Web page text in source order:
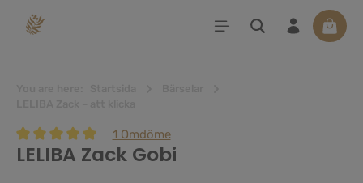
Genomsnittligt betyg på 5 av 5 stjärnor
1 Omdöme
LELIBA Zack Gobi